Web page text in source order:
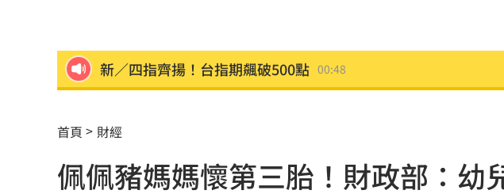
新／四指齊揚！台指期飆破500點 00:48
稱龍蝦咬完就吐 爆李世宗要信徒喝精油
樂天女孩淚揭往事 愛意表達障礙遭重擊 00:41
首頁 財經
佩佩豬媽媽懷第三胎！財政部：幼